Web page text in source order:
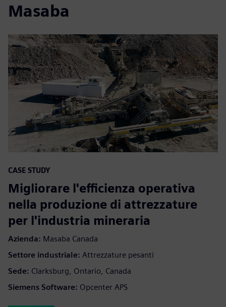
Masaba
CASE STUDY
Migliorare l'efficienza operativa
nella produzione di attrezzature
per l'industria mineraria
Azienda: Masaba Canada
Settore industriale: Attrezzature pesanti
Sede: Clarksburg, Ontario, Canada
Siemens Software: Opcenter APS